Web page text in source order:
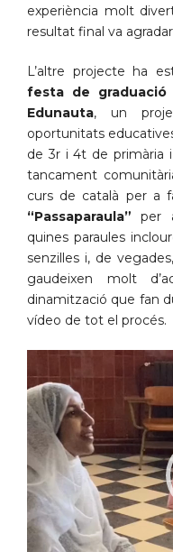
experiència molt
resultat final va
L’altre projecte ha
festa de graduació
Edunauta, un
oportunitats
de 3r i 4t de primària
tancament
curs de català per a
“Passaparaula” per
quines paraules
senzilles i, de
gaudeixen molt
dinamització que fan
vídeo de tot el procés.
Reproductor
de
vídeo